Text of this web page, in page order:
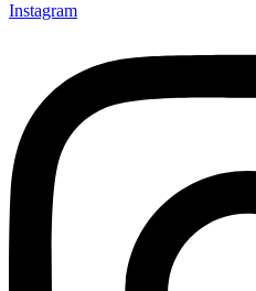
Instagram